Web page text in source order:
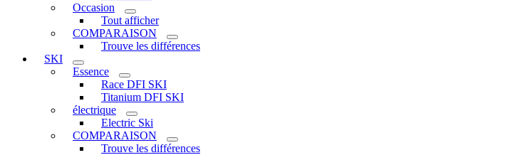
Occasion
Tout afficher
COMPARAISON
Trouve les différences
SKI
Essence
Race DFI SKI
Titanium DFI SKI
électrique
Electric Ski
COMPARAISON
Trouve les différences